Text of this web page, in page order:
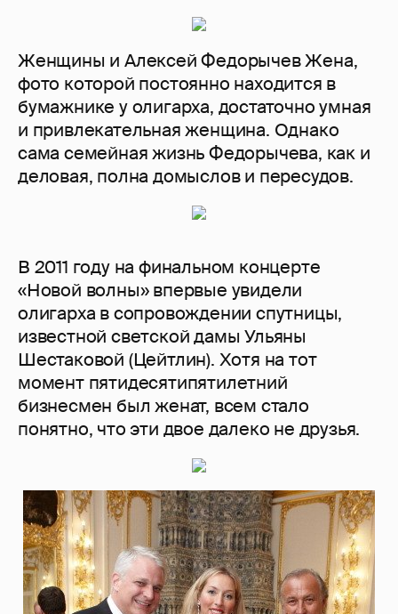
Женщины и Алексей Федорычев Жена,
фото которой постоянно находится в
бумажнике у олигарха, достаточно умная
и привлекательная женщина. Однако
сама семейная жизнь Федорычева, как и
деловая, полна домыслов и пересудов.
В 2011 году на финальном концерте
«Новой волны» впервые увидели
олигарха в сопровождении спутницы,
известной светской дамы Ульяны
Шестаковой (Цейтлин). Хотя на тот
момент пятидесятипятилетний
бизнесмен был женат, всем стало
понятно, что эти двое далеко не друзья.